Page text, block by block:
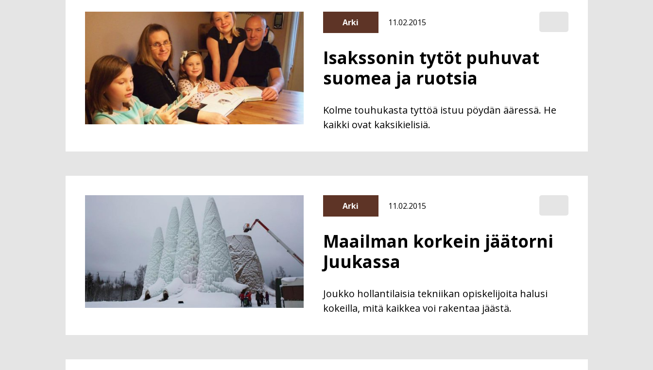
Isakssonin tytöt puhuvat
suomea ja ruotsia
Arki 11.02.2015
Kolme touhukasta tyttöä istuu pöydän ääressä. He
kaikki ovat kaksikielisiä.
Maailman korkein jäätorni
Juukassa
Arki 11.02.2015
Joukko hollantilaisia tekniikan opiskelijoita halusi
kokeilla, mitä kaikkea voi rakentaa jäästä.